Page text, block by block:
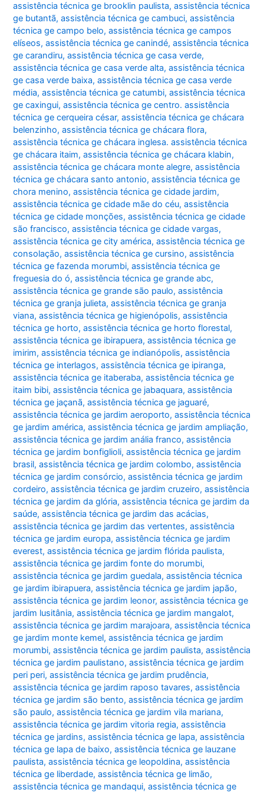
assistência técnica ge brooklin paulista,assistência técnica
ge butantã,assistência técnica ge cambuci,assistência
técnica ge campo belo,assistência técnica ge campos
elíseos,assistência técnica ge canindé,assistência técnica
ge carandiru,assistência técnica ge casa verde,
assistência técnica ge casa verde alta,assistência técnica
ge casa verde baixa,assistência técnica ge casa verde
média,assistência técnica ge catumbi,assistência técnica
ge caxingui,assistência técnica ge centro. assistência
técnica ge cerqueira césar,assistência técnica ge chácara
belenzinho,assistência técnica ge chácara flora,
assistência técnica ge chácara inglesa. assistência técnica
ge chácara itaim,assistência técnica ge chácara klabin,
assistência técnica ge chácara monte alegre,assistência
técnica ge chácara santo antonio,assistência técnica ge
chora menino,assistência técnica ge cidade jardim,
assistência técnica ge cidade mãe do céu,assistência
técnica ge cidade monções,assistência técnica ge cidade
são francisco,assistência técnica ge cidade vargas,
assistência técnica ge city américa,assistência técnica ge
consolação,assistência técnica ge cursino,assistência
técnica ge fazenda morumbi,assistência técnica ge
freguesia do ó,assistência técnica ge grande abc,
assistência técnica ge grande são paulo,assistência
técnica ge granja julieta,assistência técnica ge granja
viana,assistência técnica ge higienópolis,assistência
técnica ge horto,assistência técnica ge horto florestal,
assistência técnica ge ibirapuera,assistência técnica ge
imirim,assistência técnica ge indianópolis,assistência
técnica ge interlagos,assistência técnica ge ipiranga,
assistência técnica ge itaberaba,assistência técnica ge
itaim bibi,assistência técnica ge jabaquara,assistência
técnica ge jaçanã,assistência técnica ge jaguaré,
assistência técnica ge jardim aeroporto,assistência técnica
ge jardim américa,assistência técnica ge jardim ampliação,
assistência técnica ge jardim anália franco,assistência
técnica ge jardim bonfiglioli,assistência técnica ge jardim
brasil,assistência técnica ge jardim colombo,assistência
técnica ge jardim consórcio,assistência técnica ge jardim
cordeiro,assistência técnica ge jardim cruzeiro,assistência
técnica ge jardim da glória,assistência técnica ge jardim da
saúde,assistência técnica ge jardim das acácias,
assistência técnica ge jardim das vertentes,assistência
técnica ge jardim europa,assistência técnica ge jardim
everest,assistência técnica ge jardim flórida paulista,
assistência técnica ge jardim fonte do morumbi,
assistência técnica ge jardim guedala,assistência técnica
ge jardim ibirapuera,assistência técnica ge jardim japão,
assistência técnica ge jardim leonor,assistência técnica ge
jardim lusitânia,assistência técnica ge jardim mangalot,
assistência técnica ge jardim marajoara,assistência técnica
ge jardim monte kemel,assistência técnica ge jardim
morumbi,assistência técnica ge jardim paulista,assistência
técnica ge jardim paulistano,assistência técnica ge jardim
peri peri,assistência técnica ge jardim prudência,
assistência técnica ge jardim raposo tavares,assistência
técnica ge jardim são bento,assistência técnica ge jardim
são paulo,assistência técnica ge jardim vila mariana,
assistência técnica ge jardim vitoria regia,assistência
técnica ge jardins,assistência técnica ge lapa,assistência
técnica ge lapa de baixo,assistência técnica ge lauzane
paulista,assistência técnica ge leopoldina,assistência
técnica ge liberdade,assistência técnica ge limão,
assistência técnica ge mandaqui,assistência técnica ge